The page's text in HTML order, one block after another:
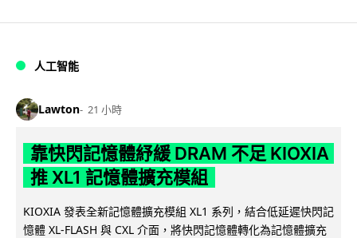
人工智能
Lawton 21 小時
靠快閃記憶體紓緩 DRAM 不足 KIOXIA
推 XL1 記憶體擴充模組
KIOXIA 發表全新記憶體擴充模組 XL1 系列，結合低延遲快閃記
憶體 XL-FLASH 與 CXL 介面，將快閃記憶體轉化為記憶體擴充